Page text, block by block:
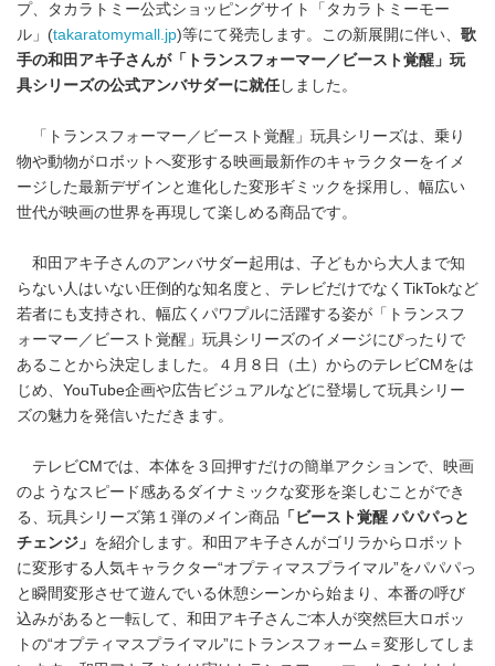
プ、タカラトミー公式ショッピングサイト「タカラトミーモー
ル」(takaratomymall.jp)等にて発売します。この新展開に伴い、 歌
手の和田アキ子さんが「
トランスフォーマー／ ビースト覚醒」玩
具シリーズの公式アンバサダーに就任 しました。
「トランスフォーマー／ビースト覚醒」玩具シリーズは、乗り
物や動物がロボットへ変形する映画最新作のキャラクターをイメ
ージした最新デザインと進化した変形ギミックを採用し、幅広い
世代が映画の世界を再現して楽しめる商品です。
和田アキ子さんのアンバサダー起用は、子どもから大人まで知
らない人はいない圧倒的な知名度と、テレビだけでなくTikTokなど
若者にも支持され、幅広くパワプルに活躍する姿が「トランスフ
ォーマー／ビースト覚醒」玩具シリーズのイメージにぴったりで
あることから決定しました。４月８日（土）からのテレビCMをは
じめ、YouTube企画や広告ビジュアルなどに登場して玩具シリー
ズの魅力を発信いただきます。
テレビCMでは、本体を３回押すだけの簡単アクションで、映画
のようなスピード感あるダイナミックな変形を楽しむことができ
る、玩具シリーズ第１弾のメイン商品 「ビースト覚醒 パパパっと
チェンジ」 を紹介します。和田アキ子さんがゴリラからロボット
に変形する人気キャラクター“オプティマスプライマル”をパパパっ
と瞬間変形させて遊んでいる休憩シーンから始まり、本番の呼び
込みがあると一転して、和田アキ子さんご本人が突然巨大ロボッ
トの“オプティマスプライマル”にトランスフォーム＝変形してしま